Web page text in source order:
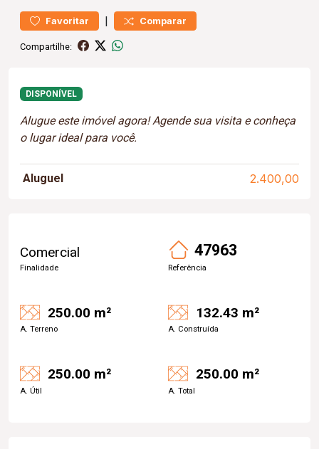
Favoritar | Comparar
Compartilhe:
DISPONÍVEL
Alugue este imóvel agora! Agende sua visita e conheça
o lugar ideal para você.
Aluguel 2.400,00
Comercial
Finalidade
47963
Referência
250.00 m²
A. Terreno
132.43 m²
A. Construída
250.00 m²
A. Útil
250.00 m²
A. Total